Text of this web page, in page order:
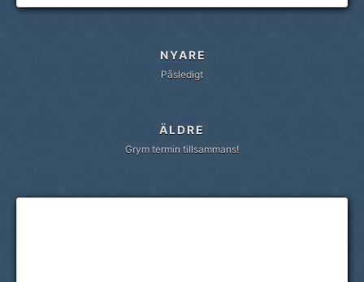
NYARE
Påsledigt
ÄLDRE
Grym termin tillsammans!